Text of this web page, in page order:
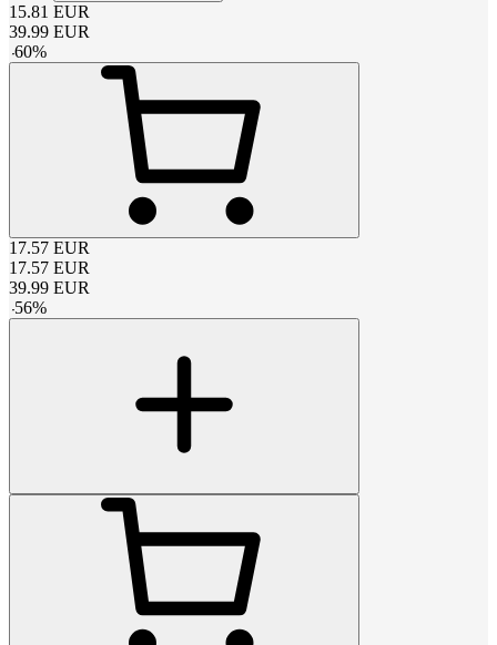
15.81 EUR
39.99 EUR
-60%
17.57 EUR
17.57 EUR
39.99 EUR
-56%